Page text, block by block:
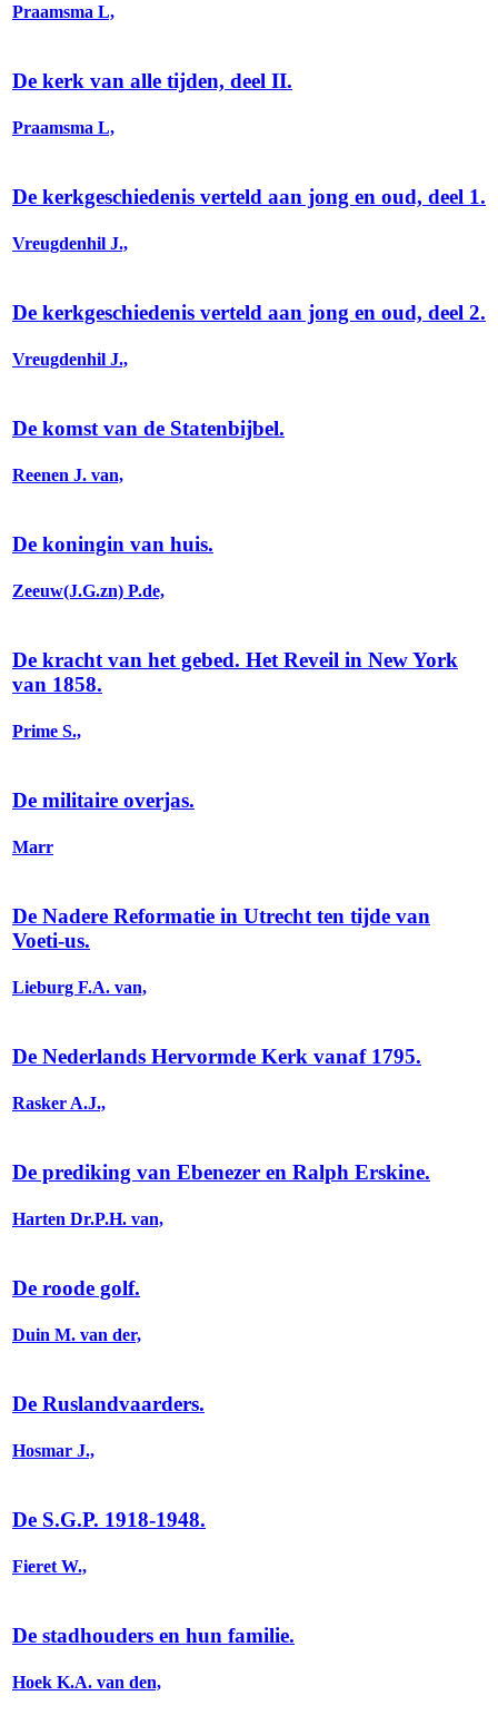
Praamsma L,
De kerk van alle tijden, deel II.
Praamsma L,
De kerkgeschiedenis verteld aan jong en oud, deel 1.
Vreugdenhil J.,
De kerkgeschiedenis verteld aan jong en oud, deel 2.
Vreugdenhil J.,
De komst van de Statenbijbel.
Reenen J. van,
De koningin van huis.
Zeeuw(J.G.zn) P.de,
De kracht van het gebed. Het Reveil in New York
van 1858.
Prime S.,
De militaire overjas.
Marr
De Nadere Reformatie in Utrecht ten tijde van
Voeti-us.
Lieburg F.A. van,
De Nederlands Hervormde Kerk vanaf 1795.
Rasker A.J.,
De prediking van Ebenezer en Ralph Erskine.
Harten Dr.P.H. van,
De roode golf.
Duin M. van der,
De Ruslandvaarders.
Hosmar J.,
De S.G.P. 1918-1948.
Fieret W.,
De stadhouders en hun familie.
Hoek K.A. van den,